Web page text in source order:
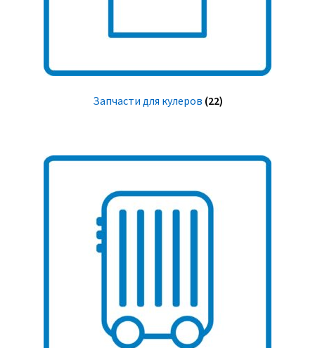
Запчасти для кулеров (22)